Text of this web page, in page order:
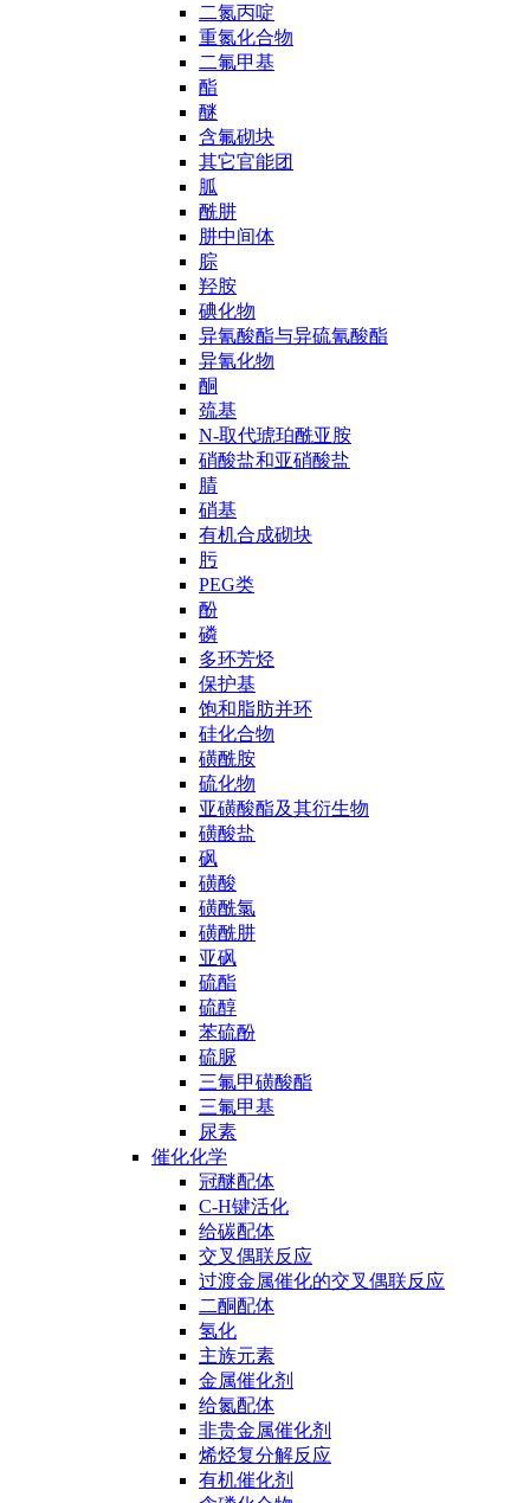
二氮丙啶
重氮化合物
二氟甲基
酯
醚
含氟砌块
其它官能团
胍
酰肼
肼中间体
腙
羟胺
碘化物
异氰酸酯与异硫氰酸酯
异氰化物
酮
巯基
N-取代琥珀酰亚胺
硝酸盐和亚硝酸盐
腈
硝基
有机合成砌块
肟
PEG类
酚
磷
多环芳烃
保护基
饱和脂肪并环
硅化合物
磺酰胺
硫化物
亚磺酸酯及其衍生物
磺酸盐
砜
磺酸
磺酰氯
磺酰肼
亚砜
硫酯
硫醇
苯硫酚
硫脲
三氟甲磺酸酯
三氟甲基
尿素
催化化学
冠醚配体
C-H键活化
给碳配体
交叉偶联反应
过渡金属催化的交叉偶联反应
二酮配体
氢化
主族元素
金属催化剂
给氮配体
非贵金属催化剂
烯烃复分解反应
有机催化剂